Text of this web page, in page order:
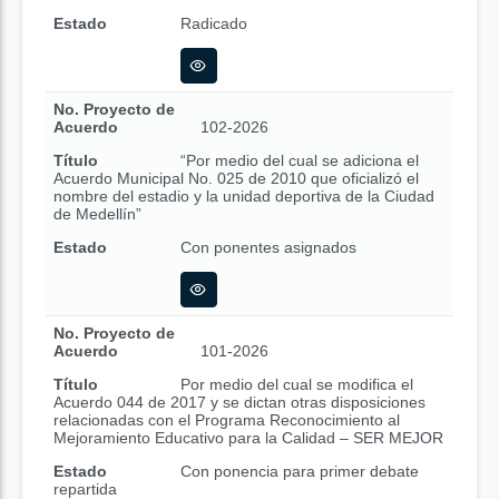
Estado
Radicado
No. Proyecto de
Acuerdo
102-2026
Título
“Por medio del cual se adiciona el
Acuerdo Municipal No. 025 de 2010 que oficializó el
nombre del estadio y la unidad deportiva de la Ciudad
de Medellín”
Estado
Con ponentes asignados
No. Proyecto de
Acuerdo
101-2026
Título
Por medio del cual se modifica el
Acuerdo 044 de 2017 y se dictan otras disposiciones
relacionadas con el Programa Reconocimiento al
Mejoramiento Educativo para la Calidad – SER MEJOR
Estado
Con ponencia para primer debate
repartida